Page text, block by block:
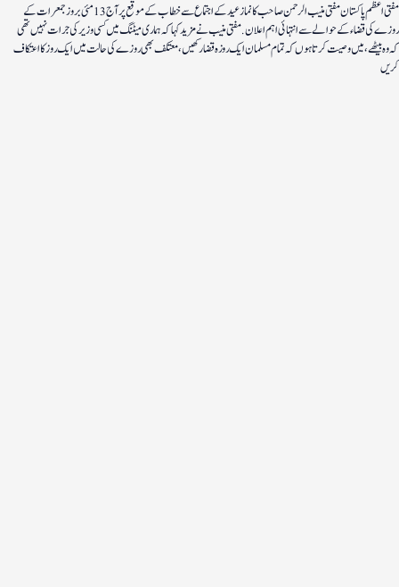
مفتی اعظم پاکستان مفتی منیب الرحمن صاحب کا نماز عید کے اجتماع سے خطاب کے موقع پر آج 13 مئی بروز جمعرات کے
روزے کی قضاء کے حوالے سے انتہائی اہم اعلان. مفتی منیب نے مزید کہا کہ ہماری میٹنگ میں کسی وزیر کی جرات نہیں تھی
کہ وہ بیٹھے ، میں وصیت کرتا ہوں کہ تمام مسلمان ایک روزہ قضا رکھیں ، معتکف بھی روزے کی حالت میں ایک روز کا اعتکاف
کریں